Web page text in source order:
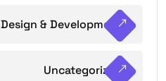
Design & Development
Uncategorized